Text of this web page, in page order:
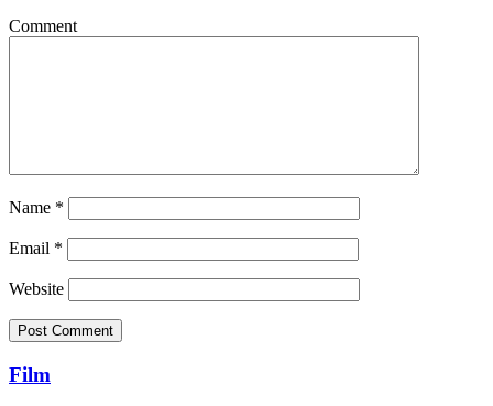
Comment
Name *
Email *
Website
Film